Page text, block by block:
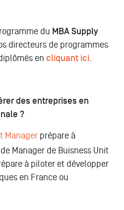
du MBA Supply
directeurs de programmes
en cliquant ici.
des entreprises en
?
Manager prépare à
Manager de Buisness Unit
à piloter et développer
en France ou